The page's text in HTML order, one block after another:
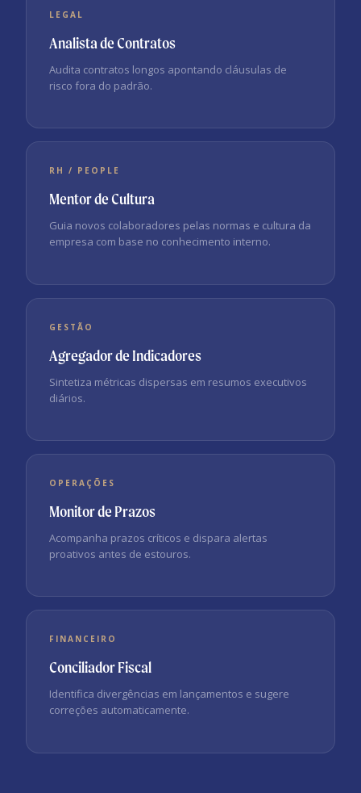
LEGAL
Analista de Contratos
Audita contratos longos apontando cláusulas de
risco fora do padrão.
RH / PEOPLE
Mentor de Cultura
Guia novos colaboradores pelas normas e cultura da
empresa com base no conhecimento interno.
GESTÃO
Agregador de Indicadores
Sintetiza métricas dispersas em resumos executivos
diários.
OPERAÇÕES
Monitor de Prazos
Acompanha prazos críticos e dispara alertas
proativos antes de estouros.
FINANCEIRO
Conciliador Fiscal
Identifica divergências em lançamentos e sugere
correções automaticamente.